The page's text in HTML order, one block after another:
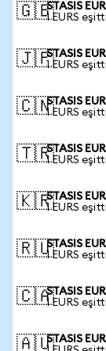
🇬🇧STASIS
1 EURS
🇯🇵STASIS
1 EURS
🇨🇳STASIS
1 EURS
🇹🇷STASIS
1 EURS
🇰🇷STASIS
1 EURS
🇷🇺STASIS
1 EURS
🇨🇦STASIS
1 EURS
🇦🇺STASIS